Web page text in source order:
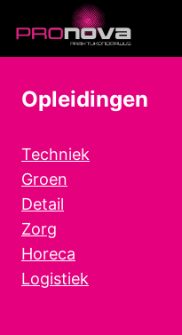
Doorgaan
naar
inhoud
Opleidingen
Techniek
Groen
Detail
Zorg
Horeca
Logistiek